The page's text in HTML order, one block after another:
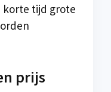
korte tijd grote
prijs